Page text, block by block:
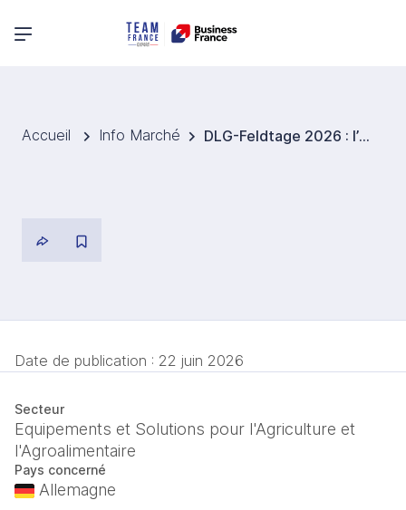
Menu principal
Accueil Info Marché DLG-Feldtage 2026 : l’innovation agricole au service d’une production plus durable
Date de publication : 22 juin 2026
Secteur
Equipements et Solutions pour l'Agriculture et
l'Agroalimentaire
Pays concerné
Allemagne